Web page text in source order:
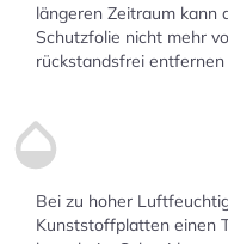
längeren Zeitraum kann
Schutzfolie nicht mehr
rückstandsfrei entfernen
Bei zu hoher
Kunststoffplatten einen